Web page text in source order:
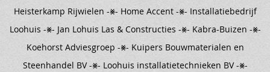
Heisterkamp Rijwielen -⨳- Home Accent -⨳- Installatiebedrijf
Loohuis -⨳- Jan Lohuis Las & Constructies -⨳- Kabra-Buizen -⨳-
Koehorst Adviesgroep -⨳- Kuipers Bouwmaterialen en
Steenhandel BV -⨳- Loohuis installatietechnieken BV -⨳-